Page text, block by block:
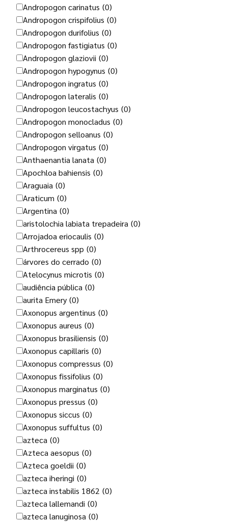
Andropogon carinatus (0)
Andropogon crispifolius (0)
Andropogon durifolius (0)
Andropogon fastigiatus (0)
Andropogon glaziovii (0)
Andropogon hypogynus (0)
Andropogon ingratus (0)
Andropogon lateralis (0)
Andropogon leucostachyus (0)
Andropogon monocladus (0)
Andropogon selloanus (0)
Andropogon virgatus (0)
Anthaenantia lanata (0)
Apochloa bahiensis (0)
Araguaia (0)
Araticum (0)
Argentina (0)
aristolochia labiata trepadeira (0)
Arrojadoa eriocaulis (0)
Arthrocereus spp (0)
árvores do cerrado (0)
Atelocynus microtis (0)
audiência pública (0)
aurita Emery (0)
Axonopus argentinus (0)
Axonopus aureus (0)
Axonopus brasiliensis (0)
Axonopus capillaris (0)
Axonopus compressus (0)
Axonopus fissifolius (0)
Axonopus marginatus (0)
Axonopus pressus (0)
Axonopus siccus (0)
Axonopus suffultus (0)
azteca (0)
Azteca aesopus (0)
Azteca goeldii (0)
azteca iheringi (0)
azteca instabilis 1862 (0)
azteca lallemandi (0)
azteca lanuginosa (0)